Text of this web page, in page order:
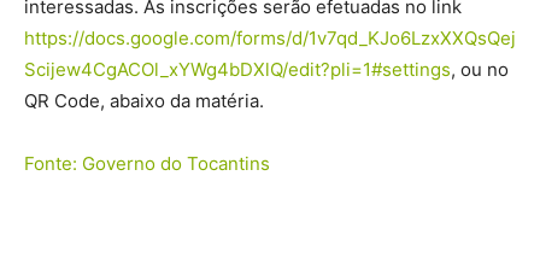
interessadas. As inscrições serão efetuadas no link
https://docs.google.com/forms/d/1v7qd_KJo6LzxXXQsQej
Scijew4CgACOl_xYWg4bDXlQ/edit?pli=1#settings, ou no
QR Code, abaixo da matéria.
Fonte: Governo do Tocantins